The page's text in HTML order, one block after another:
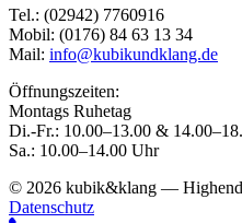
Tel.: (02942) 7760916
Mobil: (0176) 84 63 13 34
Mail: info@kubikundklang.de
Öffnungszeiten:
Montags Ruhetag
Di.-Fr.: 10.00–13.00 &
Sa.: 10.00–14.00 Uhr
© 2026 kubik&klang — Highend
Datenschutz